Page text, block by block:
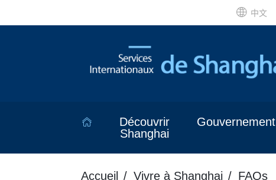
中文
Découvrir
Shanghai
Gouvernement
Accueil Vivre à Shanghai FAQs